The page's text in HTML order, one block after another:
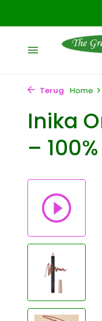
Terug Home
Inika
–